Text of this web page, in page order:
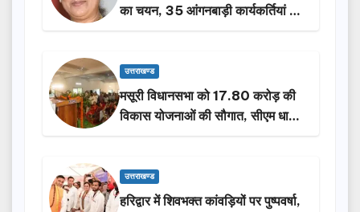
का चयन, 35 आंगनबाड़ी कार्यकर्तियां भी
होंगी सम्मानित…
उत्तराखण्ड
मसूरी विधानसभा को 17.80 करोड़ की
विकास योजनाओं की सौगात, सीएम धामी
ने किया लोकार्पण-शिलान्यास.
उत्तराखण्ड
हरिद्वार में शिवभक्त कांवड़ियों पर पुष्पवर्षा,